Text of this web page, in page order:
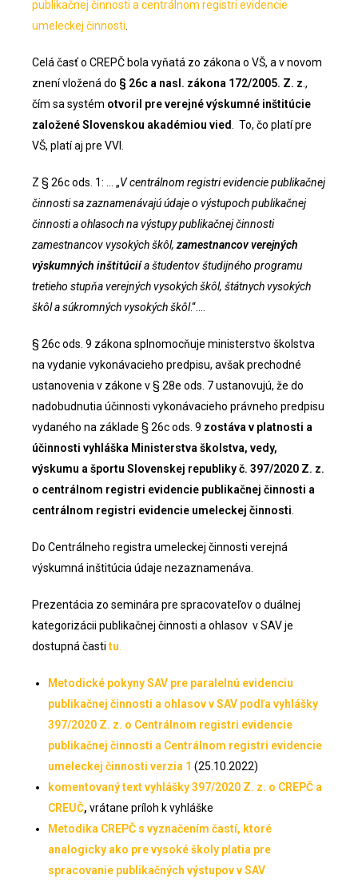
publikačnej činnosti a centrálnom registri evidencie
umeleckej činnosti
Celá časť o CREPČ bola vyňatá zo zákona o VŠ, a v novom
znení vložená do § 26c a nasl. zákona 172/2005. Z. z .,
čím sa systém otvoril pre verejné výskumné inštitúcie
založené Slovenskou akadémiou vied
. To, čo platí pre
VŠ, platí aj pre VVI.
Z § 26c ods. 1: … „V centrálnom registri evidencie publikačnej
činnosti sa zaznamenávajú údaje o výstupoch publikačnej
činnosti a ohlasoch na výstupy publikačnej činnosti
zamestnancov vysokých škôl, zamestnancov verejných
výskumných inštitúciía študentov študijného programu
tretieho stupňa verejných vysokých škôl, štátnych vysokých
škôl a súkromných vysokých škôl.“….
§ 26c ods. 9 zákona splnomocňuje ministerstvo školstva
na vydanie vykonávacieho predpisu, avšak prechodné
ustanovenia v zákone v § 28e ods. 7 ustanovujú, že do
nadobudnutia účinnosti vykonávacieho právneho predpisu
vydaného na základe § 26c ods. 9 zostáva v platnosti a
účinnosti vyhláška Ministerstva školstva, vedy,
výskumu a športu Slovenskej republiky č. 397/2020 Z. z.
o centrálnom registri evidencie publikačnej činnosti a
centrálnom registri evidencie umeleckej činnosti
Do Centrálneho registra umeleckej činnosti verejná
výskumná inštitúcia údaje nezaznamenáva.
Prezentácia zo seminára pre spracovateľov o duálnej
kategorizácii publikačnej činnosti a ohlasov v SAV je
dostupná časti tu
Metodické pokyny SAV pre paralelnú evidenciu
publikačnej činnosti a ohlasov v SAV podľa vyhlášky
397/2020 Z. z. o Centrálnom registri evidencie
publikačnej činnosti a Centrálnom registri evidencie
umeleckej činnosti verzia 1 (25.10.2022)
komentovaný text vyhlášky 397/2020 Z. z. o CREPČ a
CREUČ, vrátane príloh k vyhláške
Metodika CREPČ s vyznačením častí, ktoré
analogicky ako pre vysoké školy platia pre
spracovanie publikačných výstupov v SAV